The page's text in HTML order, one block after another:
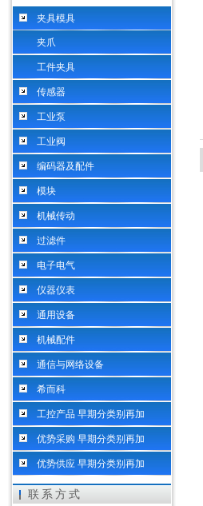
夹具模具
夹爪
工件夹具
传感器
工业泵
工业阀
编码器及配件
模块
机械传动
过滤件
电子电气
仪器仪表
通用设备
机械配件
通信与网络设备
希而科
工控产品 早期分类别再加
优势采购 早期分类别再加
优势供应 早期分类别再加
联系方式